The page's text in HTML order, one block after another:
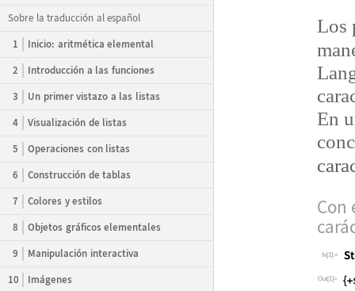
Sobre la traducción al español
1
Inicio: aritmética elemental
2
Introducción a las funciones
3
Un primer vistazo a las listas
4
Visualización de listas
5
Operaciones con listas
6
Construcción de tablas
7
Colores y estilos
8
Objetos gráficos elementales
9
Manipulación interactiva
10
Imágenes
Los
En
Con
cará
In[1]:=
Out[1]=